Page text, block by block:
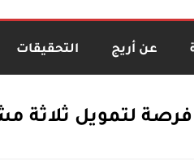
عن أريج التحقيقات
فرصة لتمويل ثلاثة